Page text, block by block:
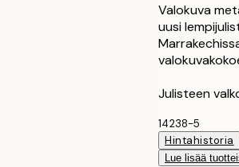
Valokuva
uusi
Julisteen
14238-5
Hintahistoria
Lue lisää